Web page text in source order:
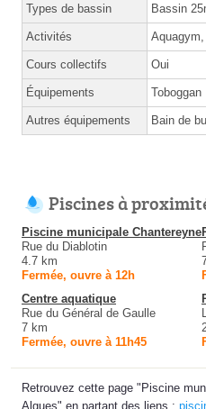
Types de bassin Bassin
Activités
Cours collectifs Oui
Équipements Toboggan
Autres équipements Bain de
Piscines à
Piscine municipale Chantereyne
Rue du Diablotin
4.7 km
Fermée, ouvre à 12h
Centre aquatique
Rue du Général de Gaulle
7 km
Fermée, ouvre à 11h45
Retrouvez cette page "Piscine
Algues" en partant des liens :